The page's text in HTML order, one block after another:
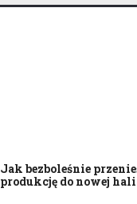
Jak bezboleśnie
produkcję do nowej